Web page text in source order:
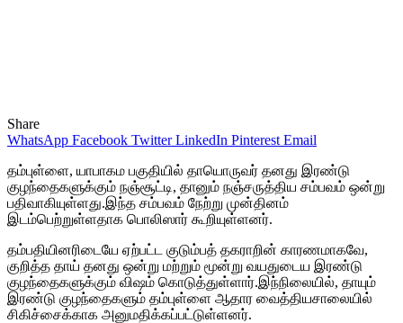
Share
WhatsApp Facebook Twitter LinkedIn Pinterest Email
தம்புள்ளை, யாபாகம பகுதியில் தாயொருவர் தனது இரண்டு
குழந்தைகளுக்கும் நஞ்சூட்டி, தானும் நஞ்சருத்திய சம்பவம் ஒன்று
பதிவாகியுள்ளது.இந்த சம்பவம் நேற்று முன்தினம்
இடம்பெற்றுள்ளதாக பொலிஸார் கூறியுள்ளனர்.
தம்பதியினரிடையே ஏற்பட்ட குடும்பத் தகராறின் காரணமாகவே,
குறித்த தாய் தனது ஒன்று மற்றும் மூன்று வயதுடைய இரண்டு
குழந்தைகளுக்கும் விஷம் கொடுத்துள்ளார்.இந்நிலையில், தாயும்
இரண்டு குழந்தைகளும் தம்புள்ளை ஆதார வைத்தியசாலையில்
சிகிச்சைக்காக அனுமதிக்கப்பட்டுள்ளனர்.